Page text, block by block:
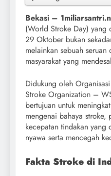
Bekasi –
(World Stroke Day) yang
29 Oktober bukan
melainkan sebuah seruan
masyarakat yang
Didukung oleh
Stroke Organization –
bertujuan untuk
mengenai bahaya stroke,
kecepatan tindakan yang
nyawa serta mencegah
Fakta Stroke di